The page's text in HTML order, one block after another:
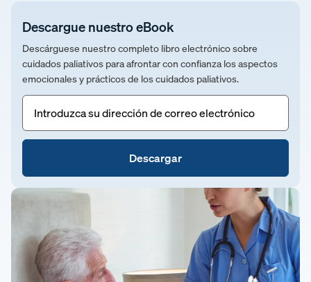
Descargue nuestro eBook
Descárguese nuestro completo libro electrónico sobre
cuidados paliativos para afrontar con confianza los aspectos
emocionales y prácticos de los cuidados paliativos.
Correo
electrónico(Obligatorio)